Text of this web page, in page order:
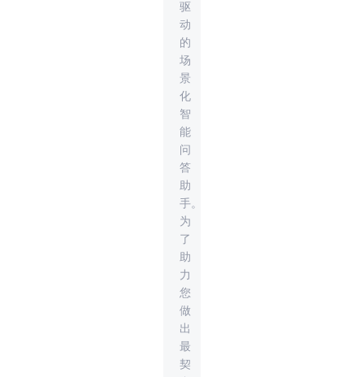
驱
动
的
场
景
化
智
能
问
答
助
手。
为
了
助
力
您
做
出
最
契